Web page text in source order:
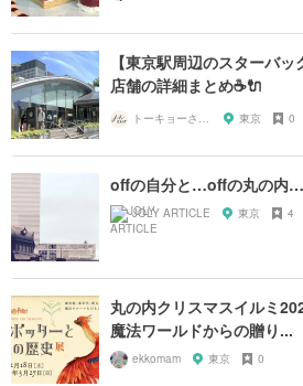
【東京駅周辺のスターバ
店舗の詳細まとめ☕🔌
東京 0
offの自分と…offの丸の内
JOLY ARTICLE 東京 4
丸の内クリスマスイルミ
魔法ワールドからの贈り...
ekkomam 東京 0